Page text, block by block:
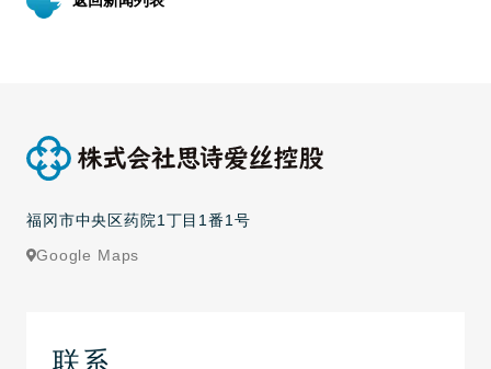
福冈市中央区药院1丁目1番1号
Google Maps
联系